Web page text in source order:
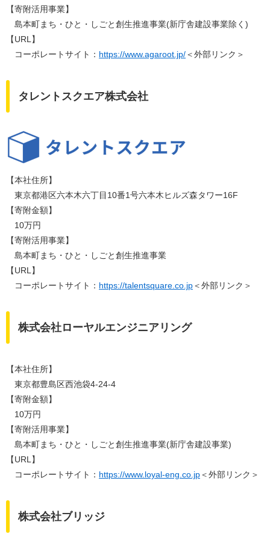
【寄附活用事業】
島本町まち・ひと・しごと創生推進事業(新庁舎建設事業除く)
【URL】
コーポレートサイト： https://www.agaroot.jp/＜外部リンク＞
タレントスクエア株式会社
【本社住所】
東京都港区六本木六丁目10番1号六本木ヒルズ森タワー16F
【寄附金額】
10万円
【寄附活用事業】
島本町まち・ひと・しごと創生推進事業
【URL】
コーポレートサイト： https://talentsquare.co.jp＜外部リンク＞
株式会社ローヤルエンジニアリング
【本社住所】
東京都豊島区西池袋4-24-4
【寄附金額】
10万円
【寄附活用事業】
島本町まち・ひと・しごと創生推進事業(新庁舎建設事業)
【URL】
コーポレートサイト： https://www.loyal-eng.co.jp＜外部リンク＞
株式会社ブリッジ